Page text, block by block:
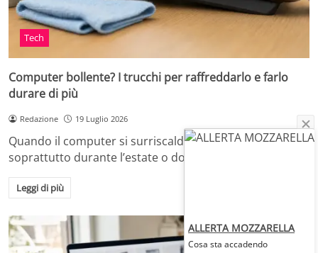
Tech
Computer bollente? I trucchi per raffreddarlo e farlo
durare di più
Redazione 19 Luglio 2026
Quando il computer si surriscalda, in casa o in ufficio,
soprattutto durante l’estate o dopo…
Leggi di più
ALLERTA MOZZARELLA
Cosa sta accadendo